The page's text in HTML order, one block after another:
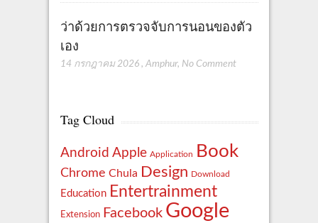
ว่าด้วยการตรวจจับการนอนของตัว
เอง
14 กรกฎาคม 2026 , Amphur, No Comment
Tag Cloud
Android Apple Application Book
Chrome Chula Design Download
Education Entertrainment
Extension Facebook Google